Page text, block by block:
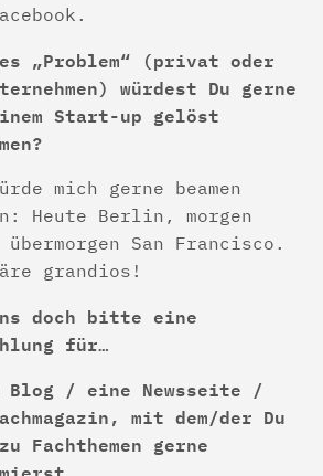
„Problem“ (privat oder
würdest Du gerne
Start-up gelöst
mich gerne beamen
Heute Berlin, morgen
übermorgen San Francisco.
grandios!
doch bitte eine
für…
Blog / eine Newsseite /
mit dem/der Du
Fachthemen gerne